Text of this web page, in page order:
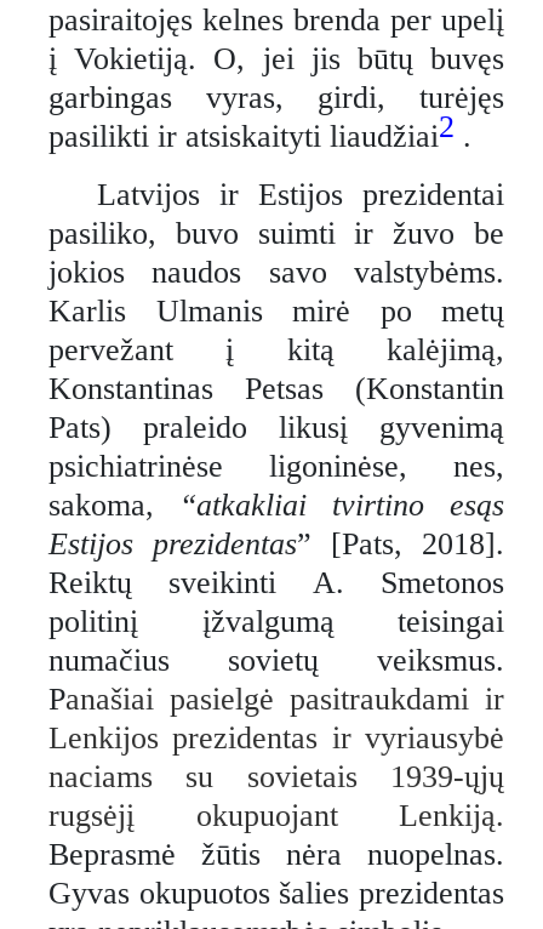
pasiraitojęs kelnes brenda per upelį
į Vokietiją. O, jei jis būtų buvęs
garbingas vyras, girdi, turėjęs
pasilikti ir atsiskaityti liaudžiai2 .
Latvijos ir Estijos prezidentai
pasiliko, buvo suimti ir žuvo be
jokios naudos savo valstybėms.
Karlis Ulmanis mirė po metų
pervežant į kitą kalėjimą,
Konstantinas Petsas (Konstantin
Pats) praleido likusį gyvenimą
psichiatrinėse ligoninėse, nes,
sakoma,
“atkakliai tvirtino esąs
Estijos prezidentas” [Pats, 2018].
Reiktų sveikinti A. Smetonos
politinį įžvalgumą teisingai
numačius sovietų veiksmus.
Panašiai pasielgė pasitraukdami ir
Lenkijos prezidentas ir vyriausybė
naciams su sovietais 1939-ųjų
rugsėjį okupuojant Lenkiją.
Beprasmė žūtis nėra nuopelnas.
Gyvas okupuotos šalies prezidentas